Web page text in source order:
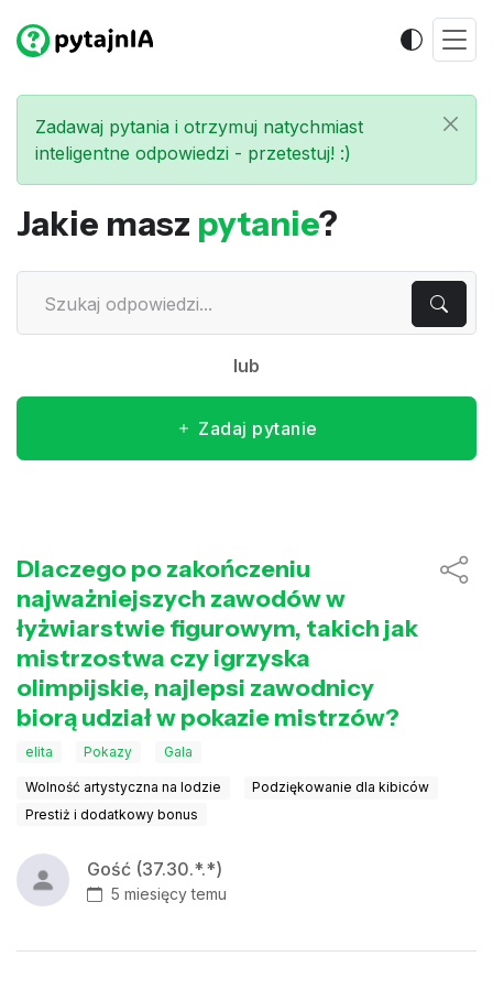
Zadawaj pytania i otrzymuj natychmiast
inteligentne odpowiedzi - przetestuj! :)
Jakie masz pytanie?
lub
Zadaj pytanie
Dlaczego po zakończeniu
najważniejszych zawodów w
łyżwiarstwie figurowym, takich jak
mistrzostwa czy igrzyska
olimpijskie, najlepsi zawodnicy
biorą udział w pokazie mistrzów?
elita Pokazy Gala
Wolność artystyczna na lodzie
Podziękowanie dla kibiców
Prestiż i dodatkowy bonus
Gość (37.30.*.*)
5 miesięcy temu